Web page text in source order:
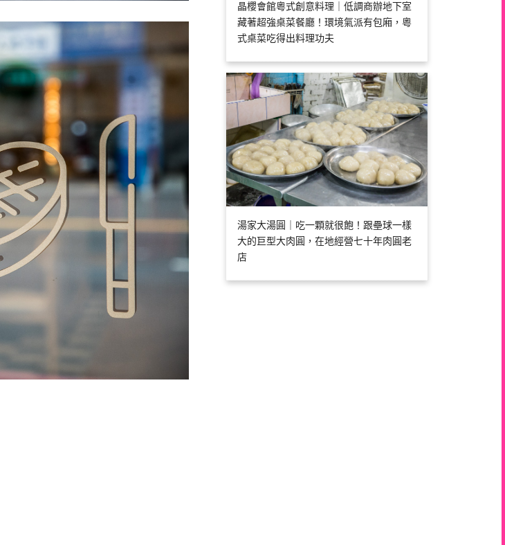
晶櫻會館粵式創意料理｜低調商辦地下室
藏著超強桌菜餐廳！環境氣派有包廂，粵
式桌菜吃得出料理功夫
湯家大湯圓｜吃一顆就很飽！跟壘球一樣
大的巨型大肉圓，在地經營七十年肉圓老
店